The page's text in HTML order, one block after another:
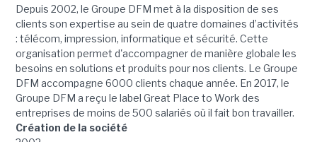
Depuis 2002, le Groupe DFM met à la disposition de ses
clients son expertise au sein de quatre domaines d’activités
: télécom, impression, informatique et sécurité. Cette
organisation permet d'accompagner de manière globale les
besoins en solutions et produits pour nos clients. Le Groupe
DFM accompagne 6000 clients chaque année. En 2017, le
Groupe DFM a reçu le label Great Place to Work des
entreprises de moins de 500 salariés où il fait bon travailler.
Création de la société